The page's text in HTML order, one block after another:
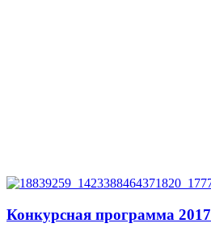
Конкурсная программа 2017